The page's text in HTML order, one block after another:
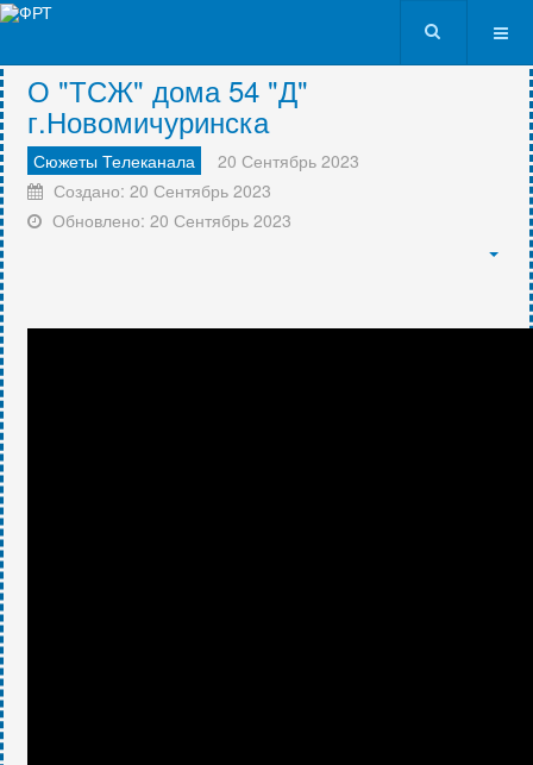
VK9562
О "ТСЖ" дома 54 "Д"
г.Новомичуринска
Сюжеты Телеканала
20 Сентябрь 2023
Создано: 20 Сентябрь 2023
Обновлено: 20 Сентябрь 2023